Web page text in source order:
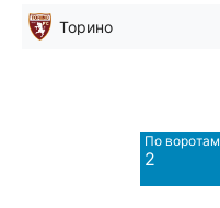
Торино
По воротам
2